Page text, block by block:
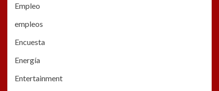
Empleo
empleos
Encuesta
Energía
Entertainment